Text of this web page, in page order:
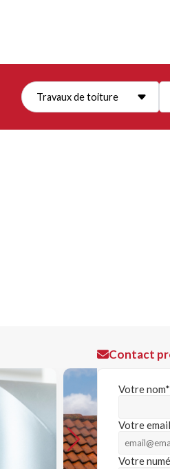
Travaux de toiture
Contact
Votre nom*
Votre
Votre